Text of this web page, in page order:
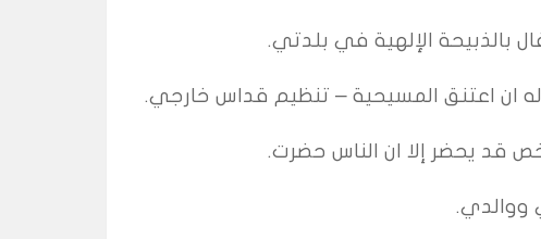
بالذبيحة الإلهية في بلدتي.
ان اعتنق المسيحية – تنظيم قداس خارجي.
قد يحضر إلا ان الناس حضرت.
ووالدي.